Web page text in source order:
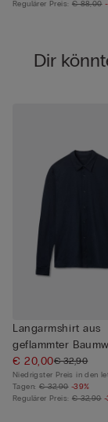
Regulärer Preis: € 88,00
Dir
Langarmshirt aus
geflammter
€ 20,00€ 32,90
Niedrigster Preis in den
Tagen: € 32,90 -39%
Regulärer Preis: € 32,90 -